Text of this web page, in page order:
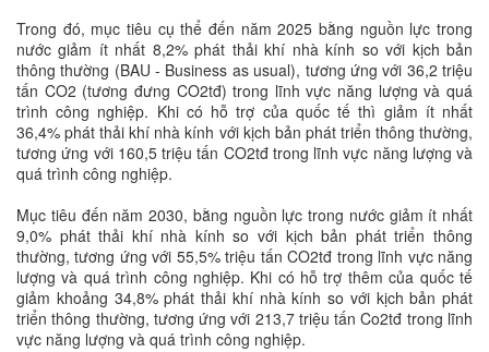
Trong đó, mục tiêu cụ thể đến năm 2025 bằng nguồn lực trong
nước giảm ít nhất 8,2% phát thải khí nhà kính so với kịch bản
thông thường (BAU - Business as usual), tương ứng với 36,2 triệu
tấn CO2 (tương đưng CO2tđ) trong lĩnh vực năng lượng và quá
trình công nghiệp. Khi có hỗ trợ của quốc tế thì giảm ít nhất
36,4% phát thải khí nhà kính với kịch bản phát triển thông thường,
tương ứng với 160,5 triệu tấn CO2tđ trong lĩnh vực năng lượng và
quá trình công nghiệp.
Mục tiêu đến năm 2030, bằng nguồn lực trong nước giảm ít nhất
9,0% phát thải khí nhà kính so với kịch bản phát triển thông
thường, tương ứng với 55,5% triệu tấn CO2tđ trong lĩnh vực năng
lượng và quá trình công nghiệp. Khi có hỗ trợ thêm của quốc tế
giảm khoảng 34,8% phát thải khí nhà kính so với kịch bản phát
triển thông thường, tương ứng với 213,7 triệu tấn Co2tđ trong lĩnh
vực năng lượng và quá trình công nghiệp.